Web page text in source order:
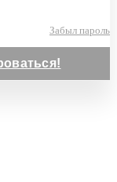
Забыл пароль